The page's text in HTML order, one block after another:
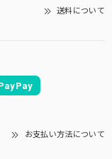
送料について
お支払い方法について